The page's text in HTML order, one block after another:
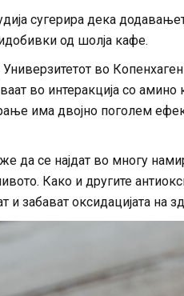
сугерира дека
од шолја кафе.
во
во интеракција со
има двојно поголем
да се најдат во многу
Како и другите
и забават оксидацијата на